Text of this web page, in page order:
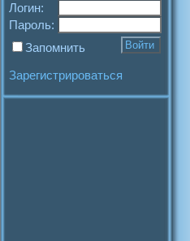
Логин:
Пароль:
Запомнить
Зарегистрироваться